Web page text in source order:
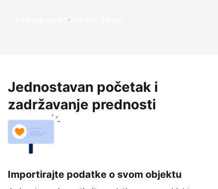
Počnite zarađivati već ​​danas
Jednostavan početak i
zadržavanje prednosti
Importirajte podatke o svom objektu